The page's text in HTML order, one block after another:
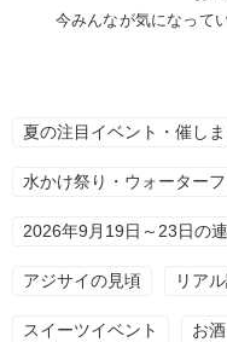
今みんなが気になって
夏の注目イベント・催し
水かけ祭り・ウォーター
2026年9月19日～23日の
アジサイの見頃 リア
スイーツイベント お